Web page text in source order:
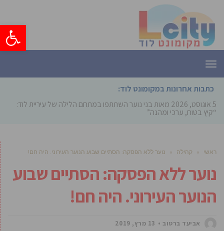
פתח
תפריט
כתבות אחרונות במקומונט לוד:
5 אוגוסט, 2026
מאות בני נוער השתתפו במתחם הלילה של עיריית לוד:
“קיץ בטוח, ערכי ומהנה”
ראשי » קהילה » נוער ללא הפסקה: הסתיים שבוע הנוער העירוני. היה חם!
נוער ללא הפסקה: הסתיים שבוע
הנוער העירוני. היה חם!
אביעד ברטוב 13 מרץ, 2019